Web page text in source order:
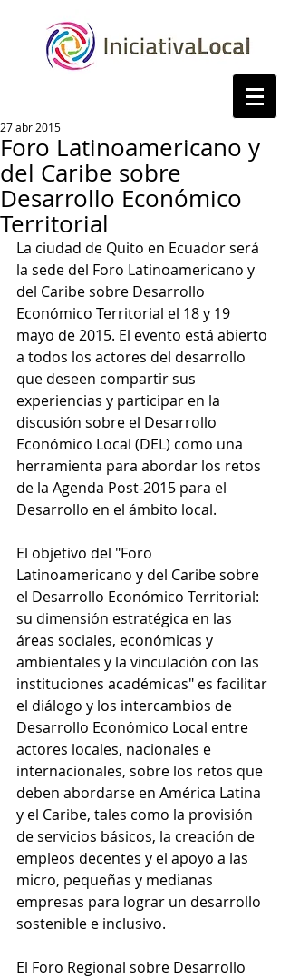
Foro Latinoamericano y
del Caribe sobre
Desarrollo Económico
Territorial
27 abr 2015
La ciudad de Quito en Ecuador será
la sede del Foro Latinoamericano y
del Caribe sobre Desarrollo
Económico Territorial el 18 y 19
mayo de 2015. El evento está abierto
a todos los actores del desarrollo
que deseen compartir sus
experiencias y participar en la
discusión sobre el Desarrollo
Económico Local (DEL) como una
herramienta para abordar los retos
de la Agenda Post-2015 para el
Desarrollo en el ámbito local.
El objetivo del "Foro
Latinoamericano y del Caribe sobre
el Desarrollo Económico Territorial:
su dimensión estratégica en las
áreas sociales, económicas y
ambientales y la vinculación con las
instituciones académicas" es facilitar
el diálogo y los intercambios de
Desarrollo Económico Local entre
actores locales, nacionales e
internacionales, sobre los retos que
deben abordarse en América Latina
y el Caribe, tales como la provisión
de servicios básicos, la creación de
empleos decentes y el apoyo a las
micro, pequeñas y medianas
empresas para lograr un desarrollo
sostenible e inclusivo.
El Foro Regional sobre Desarrollo